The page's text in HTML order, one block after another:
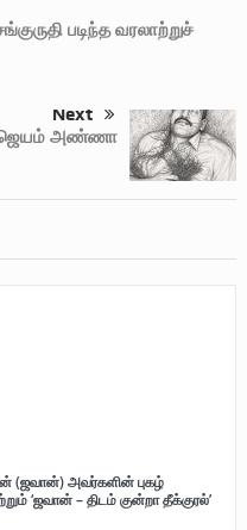
படிந்த வரலாற்றுச்
Next
ஜெயம் அண்ணா
(ஜவான்) அவர்களின் புகழ்
‘ஜவான் – திடம் குன்றா தீக்குரல்’